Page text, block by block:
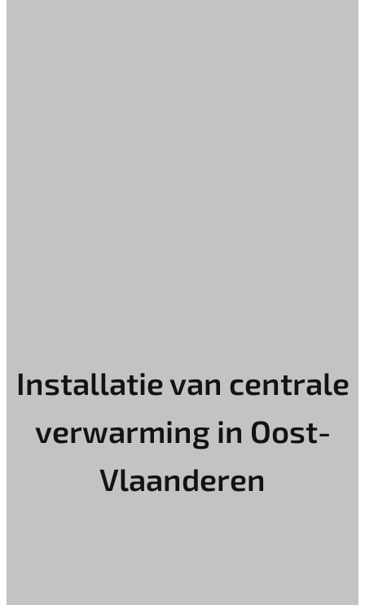
Installatie van centrale
verwarming in Oost-
Vlaanderen